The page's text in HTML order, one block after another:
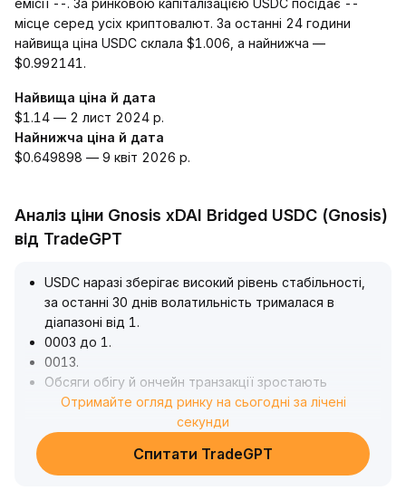
емісії --. За ринковою капіталізацією USDC посідає --
місце серед усіх криптовалют. За останні 24 години
найвища ціна USDC склала $1.006, а найнижча —
$0.992141.
Найвища ціна й дата
$1.14 — 2 лист 2024 р.
Найнижча ціна й дата
$0.649898 — 9 квіт 2026 р.
Аналіз ціни Gnosis xDAI Bridged USDC (Gnosis)
від TradeGPT
USDC наразі зберігає високий рівень стабільності,
за останні 30 днів волатильність трималася в
діапазоні від 1.
0003 до 1.
0013.
Обсяги обігу й ончейн транзакції зростають
синхронно, що підтверджує ключову роль USDC у
DeFi та міжнародних платежах
Однак, нещодавно темпи зростання пропозиції
сповільнилися, конкуренція посилилася, а
Отримайте огляд ринку на сьогодні за лічені
секунди
Спитати TradeGPT